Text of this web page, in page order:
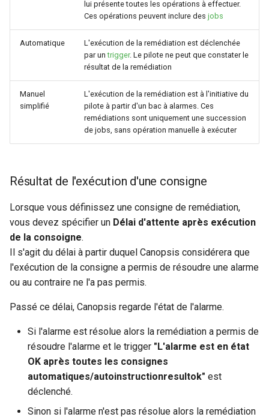
lui présente toutes les opérations à effectuer.
Ces opérations peuvent inclure des jobs
Automatique
L'exécution de la remédiation est déclenchée
par untrigger. Le pilote ne peut que constater le
résultat de la remédiation
Manuel
simplifié
L'exécution de la remédiation est à l'initiative du
pilote à partir d'un bac à alarmes. Ces
remédiations sont uniquement une succession
de jobs, sans opération manuelle à exécuter
Résultat de l'exécution d'une consigne
Lorsque vous définissez une consigne de remédiation,
vous devez spécifier un Délai d'attente après exécution
de la consoigne.
Il s'agit du délai à partir duquel Canopsis considérera que
l'exécution de la consigne a permis de résoudre une alarme
ou au contraire ne l'a pas permis.
Passé ce délai, Canopsis regarde l'état de l'alarme.
Si l'alarme est résolue alors la remédiation a permis de
résoudre l'alarme et le trigger "L'alarme est en état
OK après toutes les consignes
automatiques/autoinstructionresultok" est
déclenché.
Sinon si l'alarme n'est pas résolue alors la remédiation